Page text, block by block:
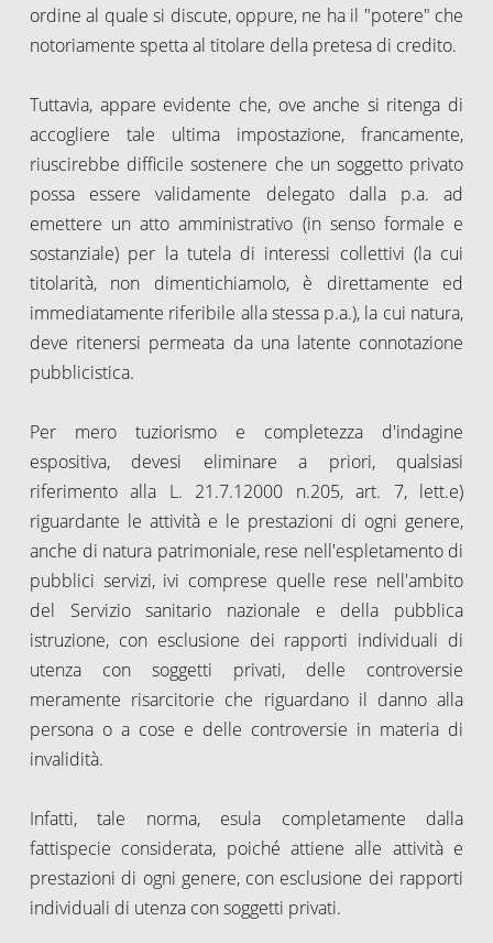
ordine al quale si discute, oppure, ne ha il "potere" che
notoriamente spetta al titolare della pretesa di credito.
Tuttavia, appare evidente che, ove anche si ritenga di
accogliere tale ultima impostazione, francamente,
riuscirebbe difficile sostenere che un soggetto privato
possa essere validamente delegato dalla p.a. ad
emettere un atto amministrativo (in senso formale e
sostanziale) per la tutela di interessi collettivi (la cui
titolarità, non dimentichiamolo, è direttamente ed
immediatamente riferibile alla stessa p.a.), la cui natura,
deve ritenersi permeata da una latente connotazione
pubblicistica.
Per mero tuziorismo e completezza d'indagine
espositiva, devesi eliminare a priori, qualsiasi
riferimento alla L. 21.7.12000 n.205, art. 7, lett.e)
riguardante le attività e le prestazioni di ogni genere,
anche di natura patrimoniale, rese nell'espletamento di
pubblici servizi, ivi comprese quelle rese nell'ambito
del Servizio sanitario nazionale e della pubblica
istruzione, con esclusione dei rapporti individuali di
utenza con soggetti privati, delle controversie
meramente risarcitorie che riguardano il danno alla
persona o a cose e delle controversie in materia di
invalidità.
Infatti, tale norma, esula completamente dalla
fattispecie considerata, poiché attiene alle attività e
prestazioni di ogni genere, con esclusione dei rapporti
individuali di utenza con soggetti privati.